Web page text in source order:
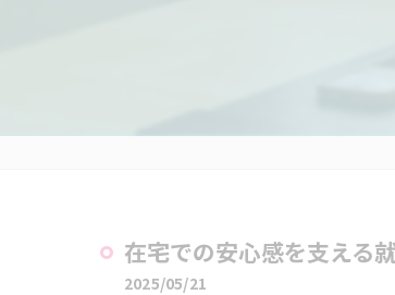
在宅での安心感を支える
2025/05/21